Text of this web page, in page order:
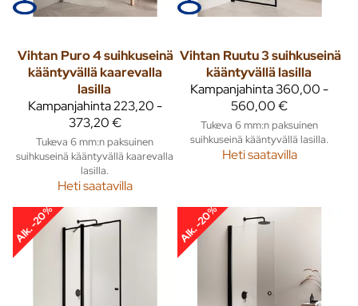
Vihtan Puro 4 suihkuseinä
kääntyvällä kaarevalla
lasilla
Kampanjahinta223,20 -
373,20 €
Tukeva 6 mm:n paksuinen
suihkuseinä kääntyvällä kaarevalla
lasilla.
Heti saatavilla
Vihtan Ruutu 3 suihkuseinä
kääntyvällä lasilla
Kampanjahinta360,00 -
560,00 €
Tukeva 6 mm:n paksuinen
suihkuseinä kääntyvällä lasilla.
Heti saatavilla
Alk. -20% Alk. -20%